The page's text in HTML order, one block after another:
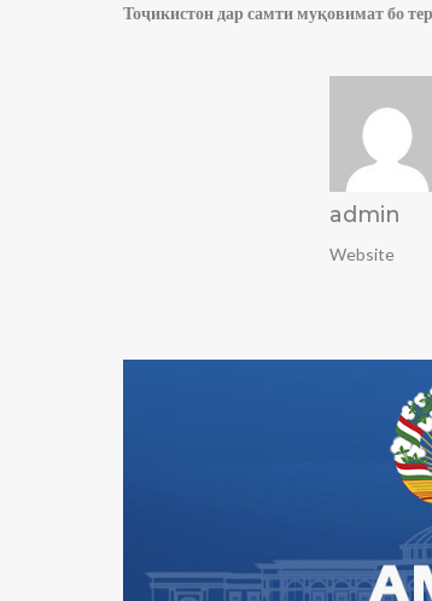
Тоҷикистон дар самти муқовимат бо
admin
Website